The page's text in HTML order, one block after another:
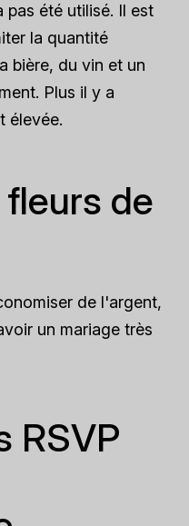
pas été utilisé. Il est
la quantité
bière, du vin et un
Plus il y a
élevée.
de
de l'argent,
un mariage très
RSVP